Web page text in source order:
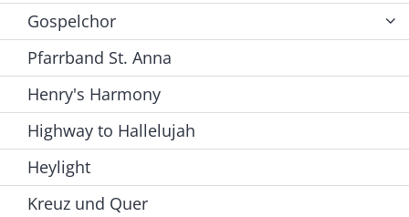
Gospelchor
Pfarrband St. Anna
Henry's Harmony
Highway to Hallelujah
Heylight
Kreuz und Quer